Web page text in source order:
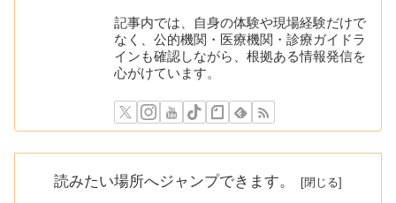
記事内では、自身の体験や現場経験だけで
なく、公的機関・医療機関・診療ガイドラ
インも確認しながら、根拠ある情報発信を
心がけています。
読みたい場所へジャンプできます。